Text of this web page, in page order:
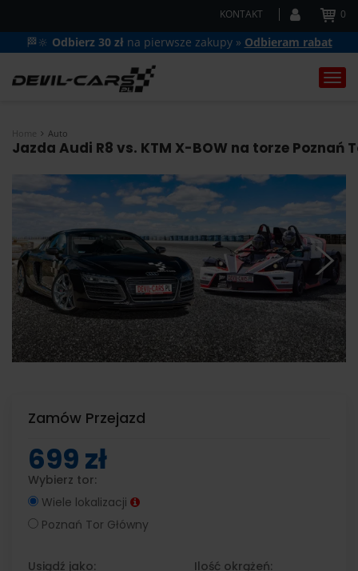
KONTAKT 0
🏁🔆 Odbierz 30 zł na pierwsze zakupy » Odbieram rabat
Home Auto
Jazda Audi R8 vs. KTM X-BOW na torze
Zamów Przejazd
699 zł
Wybierz tor:
Wiele lokalizacji
Poznań Tor Główny
Usiądź jako: Ilość okrążeń: